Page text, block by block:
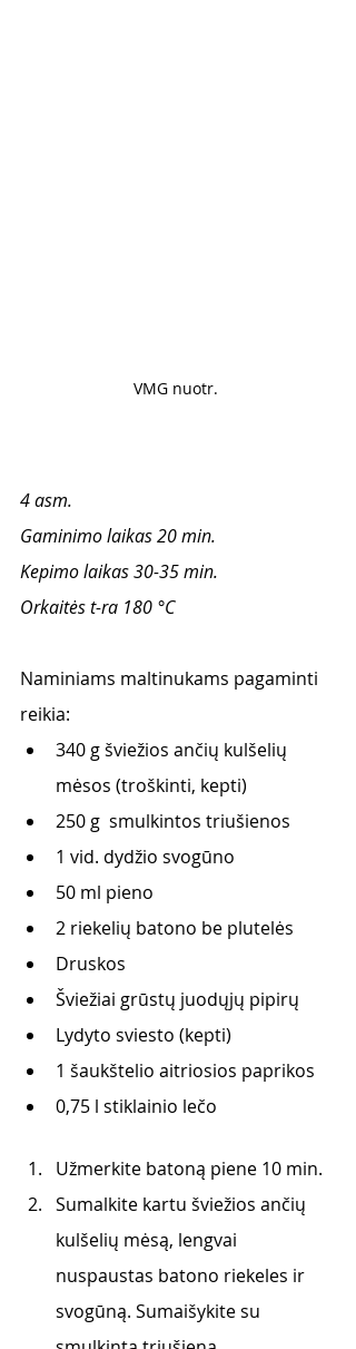
VMG nuotr.
4 asm.
Gaminimo laikas 20 min.
Kepimo laikas 30-35 min.
Orkaitės t-ra 180 °C
Naminiams maltinukams pagaminti
reikia:
340 g šviežios ančių kulšelių
mėsos (troškinti, kepti)
250 g  smulkintos triušienos
1 vid. dydžio svogūno
50 ml pieno
2 riekelių batono be plutelės
Druskos
Šviežiai grūstų juodųjų pipirų
Lydyto sviesto (kepti)
1 šaukštelio aitriosios paprikos
0,75 l stiklainio lečo
Užmerkite batoną piene 10 min.
Sumalkite kartu šviežios ančių
kulšelių mėsą, lengvai
nuspaustas batono riekeles ir
svogūną. Sumaišykite su